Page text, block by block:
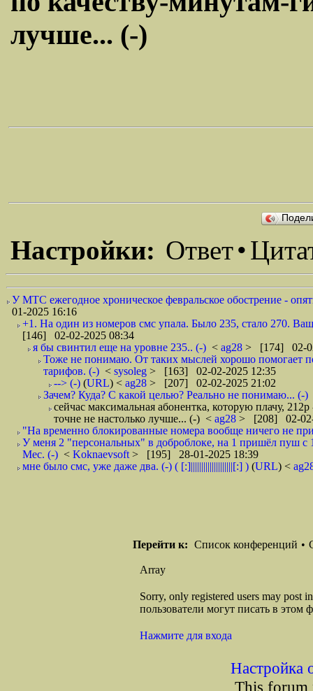
лучше... (-)
Настройки: Ответ•
У МТС ежегодное хроническое февральское обострение -
01-2025 16:16
+1. На один из номеров смс упала. Было 235, стало 270.
[146] 02-02-2025 08:34
я бы свинтил еще на уровне 235.. (-) < ag28 > [174] 02-
Тоже не понимаю. От таких мыслей хорошо помогает
тарифов. (-) < sysoleg > [163] 02-02-2025 12:35
--> (-) (URL) < ag28 > [207] 02-02-2025 21:02
Зачем? Куда? С какой целью? Реально не понимаю... (-)
сейчас максимальная абонентка, которую плачу,
точне не настолько лучше... (-) < ag28 > [208] 02-02-
"На временно блокированные номера вообще ничего не
У меня 2 "персональных" в доброблоке, на 1 пришёл пуш с
Мес. (-) < Koknaevsoft > [195] 28-01-2025 18:39
мне было смс, уже даже два. (-) ( [:]||||||||||||||||||||[:] ) (URL) <
Перейти к: Список конференций •
Array
Sorry, only registered users may post
пользователи могут писать в этом
Нажмите для входа
Настройка
This